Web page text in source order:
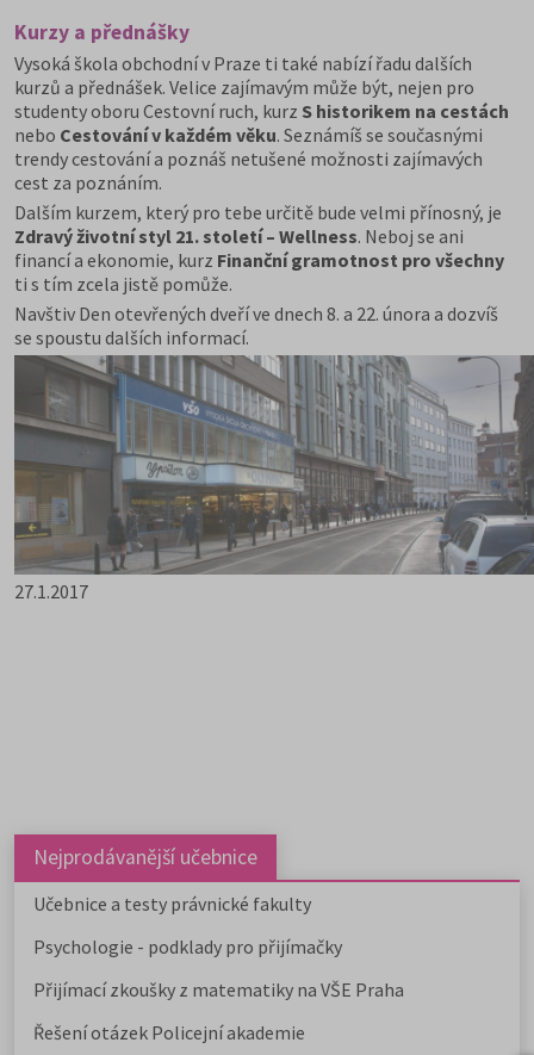
Kurzy a přednášky
Vysoká škola obchodní v Praze ti také nabízí řadu dalších
kurzů a přednášek. Velice zajímavým může být, nejen pro
studenty oboru Cestovní ruch, kurz S historikem na cestách
nebo Cestování v každém věku. Seznámíš se současnými
trendy cestování a poznáš netušené možnosti zajímavých
cest za poznáním.
Dalším kurzem, který pro tebe určitě bude velmi přínosný, je
Zdravý životní styl 21. století – Wellness. Neboj se ani
financí a ekonomie, kurz Finanční gramotnost pro všechny
ti s tím zcela jistě pomůže.
Navštiv Den otevřených dveří ve dnech 8. a 22. února a dozvíš
se spoustu dalších informací.
27.1.2017
Nejprodávanější učebnice
Učebnice a testy právnické fakulty
Psychologie - podklady pro přijímačky
Přijímací zkoušky z matematiky na VŠE Praha
Řešení otázek Policejní akademie